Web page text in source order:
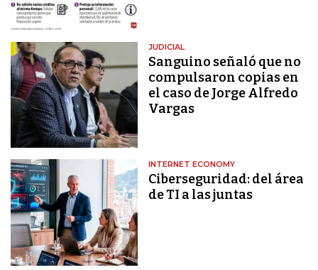
JUDICIAL
Sanguino señaló que no
compulsaron copias en
el caso de Jorge Alfredo
Vargas
INTERNET ECONOMY
Ciberseguridad: del área
de TI a las juntas